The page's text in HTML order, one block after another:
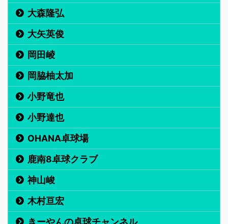
大森隆弘
大矢英俊
岡田崚
岡脇柚太加
小野竜也
小野達也
OHANA卓球場
鹿南8卓球クラブ
神山峻
木村亘宏
きーやんの卓球チャンネル